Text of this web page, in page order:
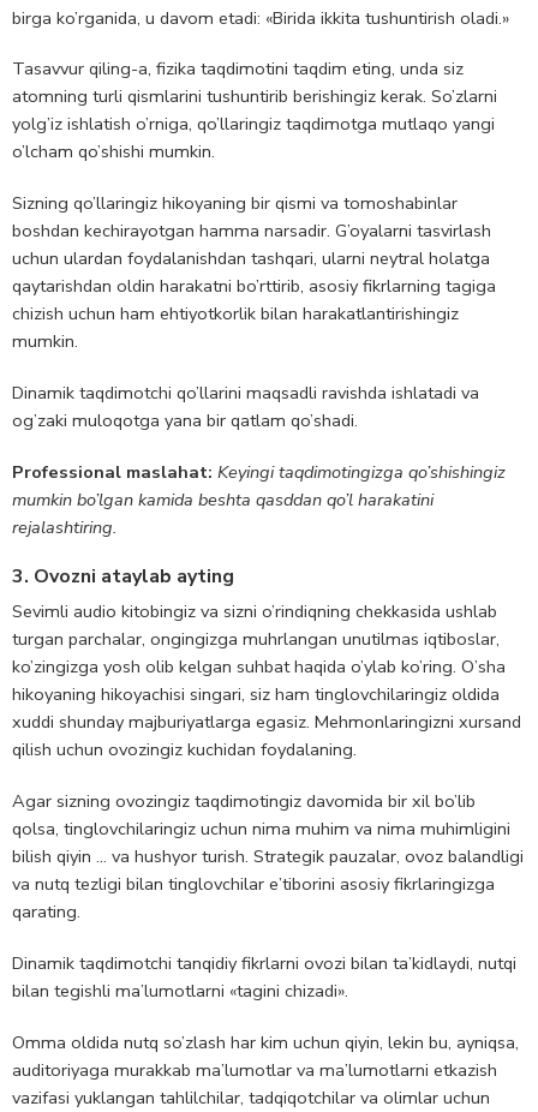
birga ko’rganida, u davom etadi: «Birida ikkita tushuntirish oladi.»
Tasavvur qiling-a, fizika taqdimotini taqdim eting, unda siz
atomning turli qismlarini tushuntirib berishingiz kerak. So’zlarni
yolg’iz ishlatish o’rniga, qo’llaringiz taqdimotga mutlaqo yangi
o’lcham qo’shishi mumkin.
Sizning qo’llaringiz hikoyaning bir qismi va tomoshabinlar
boshdan kechirayotgan hamma narsadir. G’oyalarni tasvirlash
uchun ulardan foydalanishdan tashqari, ularni neytral holatga
qaytarishdan oldin harakatni bo’rttirib, asosiy fikrlarning tagiga
chizish uchun ham ehtiyotkorlik bilan harakatlantirishingiz
mumkin.
Dinamik taqdimotchi qo’llarini maqsadli ravishda ishlatadi va
og’zaki muloqotga yana bir qatlam qo’shadi.
Professional maslahat: Keyingi taqdimotingizga qo’shishingiz
mumkin bo’lgan kamida beshta qasddan qo’l harakatini
rejalashtiring.
3. Ovozni ataylab ayting
Sevimli audio kitobingiz va sizni o’rindiqning chekkasida ushlab
turgan parchalar, ongingizga muhrlangan unutilmas iqtiboslar,
ko’zingizga yosh olib kelgan suhbat haqida o’ylab ko’ring. O’sha
hikoyaning hikoyachisi singari, siz ham tinglovchilaringiz oldida
xuddi shunday majburiyatlarga egasiz. Mehmonlaringizni xursand
qilish uchun ovozingiz kuchidan foydalaning.
Agar sizning ovozingiz taqdimotingiz davomida bir xil bo’lib
qolsa, tinglovchilaringiz uchun nima muhim va nima muhimligini
bilish qiyin … va hushyor turish. Strategik pauzalar, ovoz balandligi
va nutq tezligi bilan tinglovchilar e’tiborini asosiy fikrlaringizga
qarating.
Dinamik taqdimotchi tanqidiy fikrlarni ovozi bilan ta’kidlaydi, nutqi
bilan tegishli ma’lumotlarni «tagini chizadi».
Omma oldida nutq so’zlash har kim uchun qiyin, lekin bu, ayniqsa,
auditoriyaga murakkab ma’lumotlar va ma’lumotlarni etkazish
vazifasi yuklangan tahlilchilar, tadqiqotchilar va olimlar uchun